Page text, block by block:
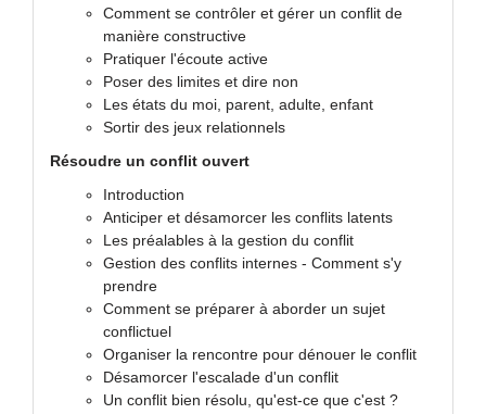
Comment se contrôler et gérer un conflit de
manière constructive
Pratiquer l'écoute active
Poser des limites et dire non
Les états du moi, parent, adulte, enfant
Sortir des jeux relationnels
Résoudre un conflit ouvert
Introduction
Anticiper et désamorcer les conflits latents
Les préalables à la gestion du conflit
Gestion des conflits internes - Comment s'y
prendre
Comment se préparer à aborder un sujet
conflictuel
Organiser la rencontre pour dénouer le conflit
Désamorcer l'escalade d'un conflit
Un conflit bien résolu, qu'est-ce que c'est ?